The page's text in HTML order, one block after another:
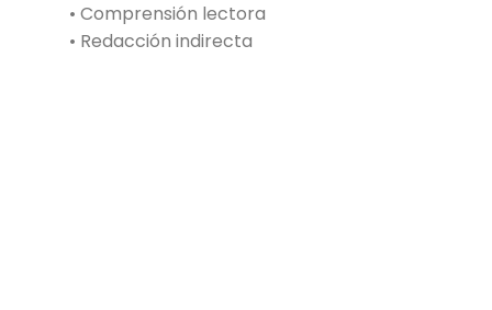
• Comprensión lectora
• Redacción indirecta